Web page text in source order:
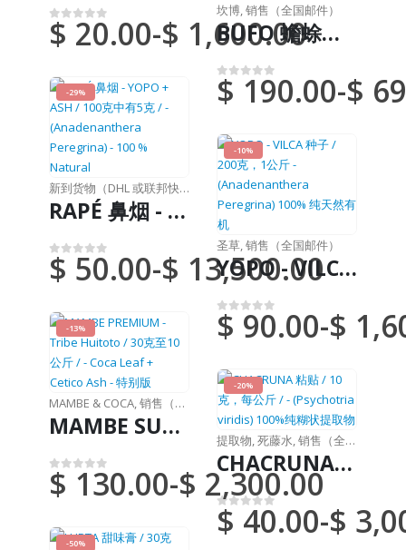
0满分 5 分
$ 20.00-$ 1,600.00
坎博,销售（全国邮件）
BUFO 蟾蜍毒液 / 1克，5克 - (Bufo Alvarius 蟾蜍) 100% 纯的 5-MeO-DMT 自然的
0满分 5 分
$ 190.00-$
-29%
新到货物（DHL 或联邦快递） 鼻烟
RAPÉ 鼻烟 - YOPO + ASH / 100克中有5克 / - (Anadenanthera Peregrina) - 100 % Natural
0满分 5 分
$ 50.00-$ 13,500.00
-10%
圣草,销售（全国邮件）
YOPO - VILCA 种子 / 200克，1公斤 - (Anadenanthera Peregrina) 100% 纯天然有机
0满分 5 分
$ 90.00-$
-13%
MAMBE & COCA,销售（全国邮件）
MAMBE SUPER-PREMIUM - Tribe Murui / 30克至10公斤 / - 古柯叶 + Cetico Ash - 限量版
0满分 5 分
$ 130.00-$ 2,300.00
-20%
提取物,死藤水,销售（全国邮件）
CHACRUNA 粘贴 / 10克，每公斤 / - (Psychotria viridis) 100%纯糊状提取物
0满分 5 分
$ 40.00-$
-50%